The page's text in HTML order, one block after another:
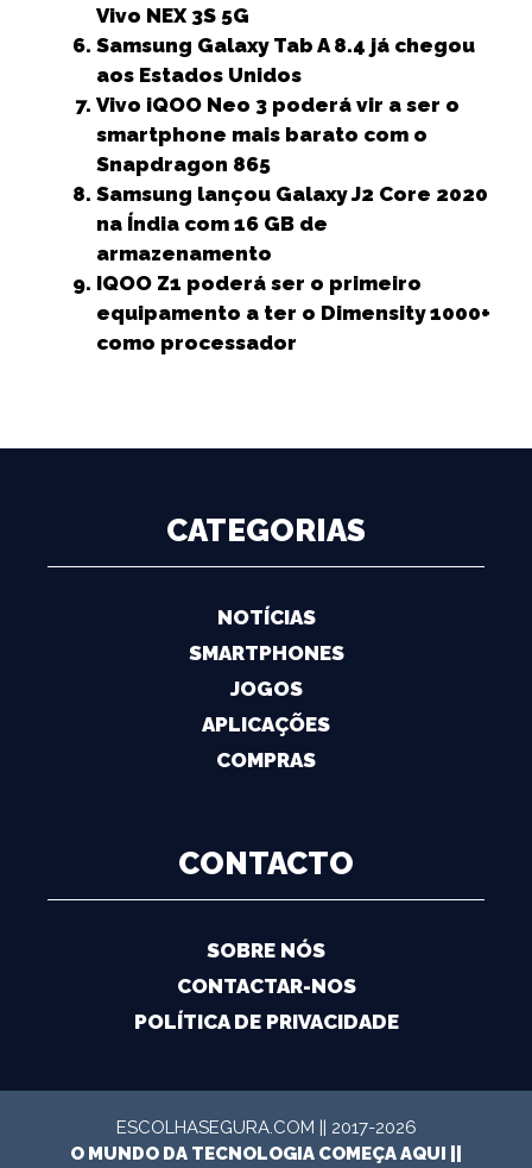
Vivo NEX 3S 5G
Samsung Galaxy Tab A 8.4 já chegou
aos Estados Unidos
Vivo iQOO Neo 3 poderá vir a ser o
smartphone mais barato com o
Snapdragon 865
Samsung lançou Galaxy J2 Core 2020
na Índia com 16 GB de
armazenamento
IQOO Z1 poderá ser o primeiro
equipamento a ter o Dimensity 1000+
como processador
CATEGORIAS
NOTÍCIAS
SMARTPHONES
JOGOS
APLICAÇÕES
COMPRAS
CONTACTO
SOBRE NÓS
CONTACTAR-NOS
POLÍTICA DE PRIVACIDADE
ESCOLHASEGURA.COM || 2017-2026
O MUNDO DA TECNOLOGIA COMEÇA AQUI ||